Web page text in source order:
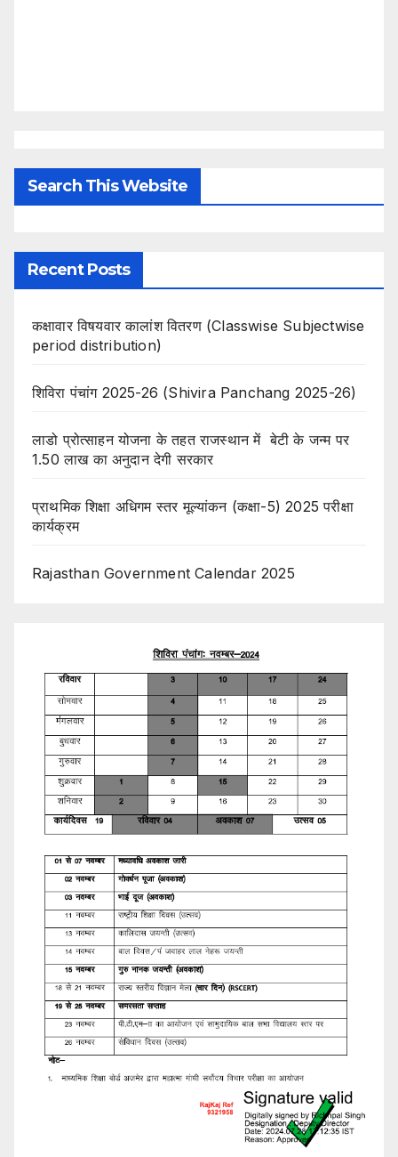
Search This Website
Recent Posts
कक्षावार विषयवार कालांश वितरण (Classwise Subjectwise
period distribution)
शिविरा पंचांग 2025-26 (Shivira Panchang 2025-26)
लाडो प्रोत्साहन योजना के तहत राजस्थान में बेटी के जन्म पर
1.50 लाख का अनुदान देगी सरकार
प्राथमिक शिक्षा अधिगम स्तर मूल्यांकन (कक्षा-5) 2025 परीक्षा
कार्यक्रम
Rajasthan Government Calendar 2025